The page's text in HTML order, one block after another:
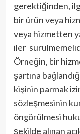
gerektiğinden,
bir ürün veya
veya hizmetten
ileri
Örneğin, bir
şartına
kişinin parmak
sözleşmesinin
öngörülmesi
şekilde alınan